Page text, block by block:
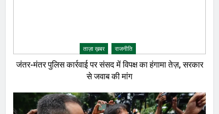
ताज़ा ख़बर राजनीति
जंतर-मंतर पुलिस कार्रवाई पर संसद में विपक्ष का हंगामा तेज़, सरकार
से जवाब की मांग